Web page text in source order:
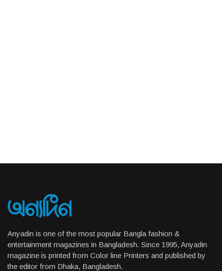
Anyadin is one of the most popular Bangla fashion &
entertainment magazines in Bangladesh. Since 1995, Anyadin
magazine is printed from Color line Printers and published by
the editor from Dhaka, Bangladesh.